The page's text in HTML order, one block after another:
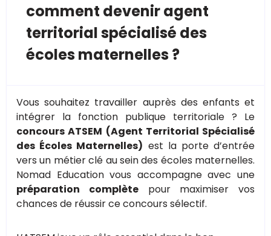
comment devenir agent
territorial spécialisé des
écoles maternelles ?
Vous souhaitez travailler auprès des enfants et
intégrer la fonction publique territoriale ? Le
concours ATSEM (Agent Territorial Spécialisé
des Écoles Maternelles) est la porte d’entrée
vers un métier clé au sein des écoles maternelles.
Nomad Education vous accompagne avec une
préparation complètepour maximiser vos
chances de réussir ce concours sélectif.